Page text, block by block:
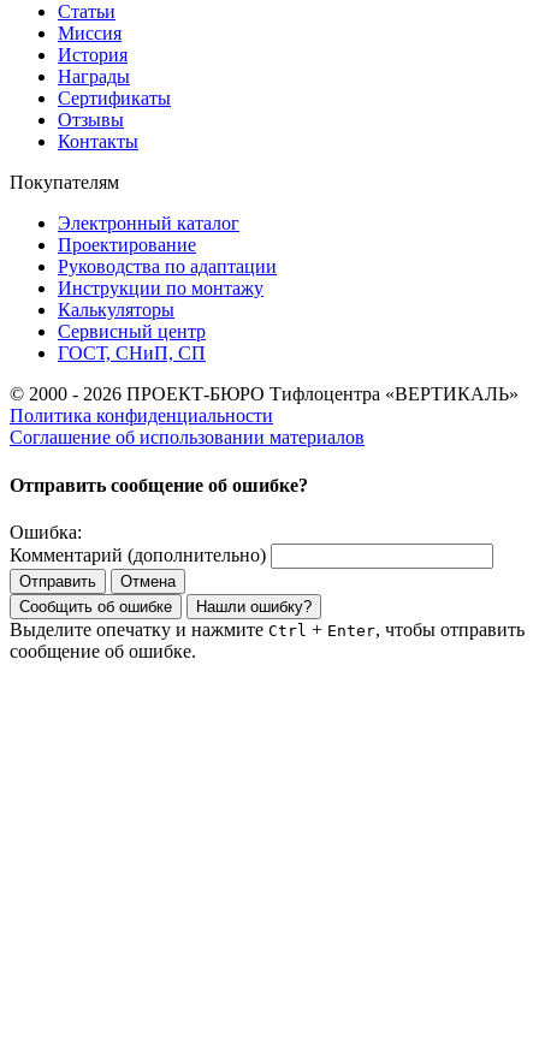
Статьи
Миссия
История
Награды
Сертификаты
Отзывы
Контакты
Покупателям
Электронный каталог
Проектирование
Руководства по адаптации
Инструкции по монтажу
Калькуляторы
Сервисный центр
ГОСТ, СНиП, СП
© 2000 - 2026 ПРОЕКТ-БЮРО Тифлоцентра «ВЕРТИКАЛЬ»
Политика конфиденциальности
Соглашение об использовании материалов
Отправить сообщение об ошибке?
Ошибка:
Комментарий (дополнительно)
Отправить
Отмена
Сообщить об ошибке
Нашли ошибку?
Выделите опечатку и нажмите Ctrl + Enter, чтобы отправить
сообщение об ошибке.